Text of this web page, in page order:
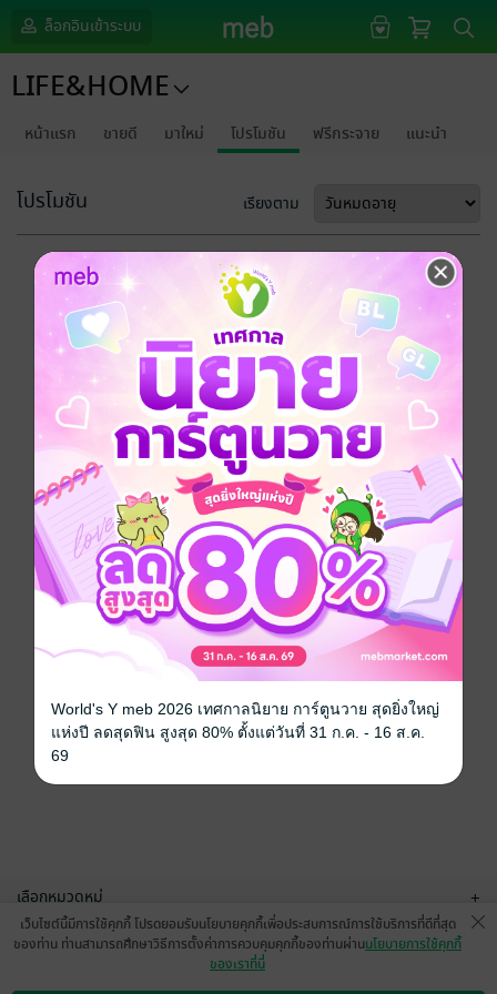
ล็อกอินเข้าระบบ
LIFE&HOME
หน้าแรก ขายดี มาใหม่ โปรโมชัน ฟรีกระจาย แนะนำ
โปรโมชัน เรียงตาม
ขออภัยด้วยนะคะ
ไม่พบข้อมูลในหัวข้อที่คุณกำลังชมค่ะ
เลือกหมวดหมู่ +
บริการช่วยเหลือ
เว็บไซต์นี้มีการใช้คุกกี้ โปรดยอมรับนโยบายคุกกี้เพื่อประสบการณ์การใช้บริการที่ดีที่สุด
ของท่าน ท่านสามารถศึกษาวิธีการตั้งค่าการควบคุมคุกกี้ของท่านผ่านนโยบายการใช้คุกกี้
ของเราที่นี่
World's Y meb 2026 เทศกาลนิยาย การ์ตูนวาย สุดยิ่งใหญ่
แห่งปี ลดสุดฟิน สูงสุด 80% ตั้งแต่วันที่ 31 ก.ค. - 16 ส.ค.
69